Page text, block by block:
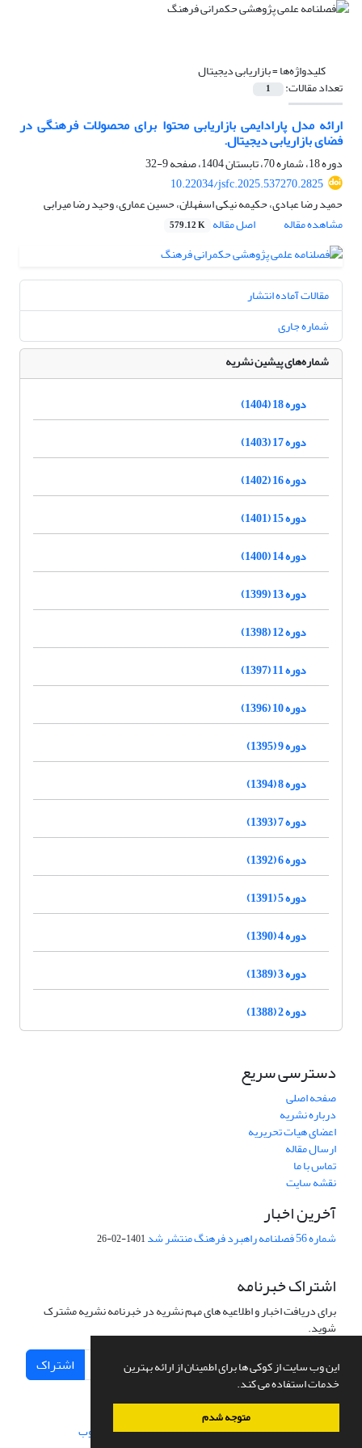
این وب سایت از کوکی ها برای اطمینان از ارائه بهترین
خدمات استفاده می کند.
متوجه شدم
کلیدواژه‌ها =بازاریابی دیجیتال
تعداد مقالات: 1
ارائه مدل پارادایمی بازاریابی محتوا برای محصولات فرهنگی در
فضای بازاریابی دیجیتال.
دوره 18، شماره 70، تابستان 1404، صفحه
9-32
10.22034/jsfc.2025.537270.2825
حمید رضا عبادی، حکیمه نیکی اسفهلان، حسین عماری، وحید رضا میرابی
مشاهده مقاله
اصل مقاله 579.12 K
مقالات آماده انتشار
شماره جاری
شماره‌های پیشین نشریه
دوره 18 (1404)
دوره 17 (1403)
دوره 16 (1402)
دوره 15 (1401)
دوره 14 (1400)
دوره 13 (1399)
دوره 12 (1398)
دوره 11 (1397)
دوره 10 (1396)
دوره 9 (1395)
دوره 8 (1394)
دوره 7 (1393)
دوره 6 (1392)
دوره 5 (1391)
دوره 4 (1390)
دوره 3 (1389)
دوره 2 (1388)
دسترسی سریع
صفحه اصلی
درباره نشریه
اعضای هیات تحریریه
ارسال مقاله
تماس با ما
نقشه سایت
آخرین اخبار
شماره 56 فصلنامه راهبرد فرهنگ منتشر شد 1401-02-26
اشتراک خبرنامه
برای دریافت اخبار و اطلاعیه های مهم نشریه در خبرنامه نشریه مشترک
شوید.
اشتراک
سامانه مدیریت نشریات علمی.طراحی و پیاده سازی از سیناوب